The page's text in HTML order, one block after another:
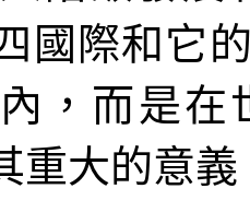
國際和它
，而是
重大的意義